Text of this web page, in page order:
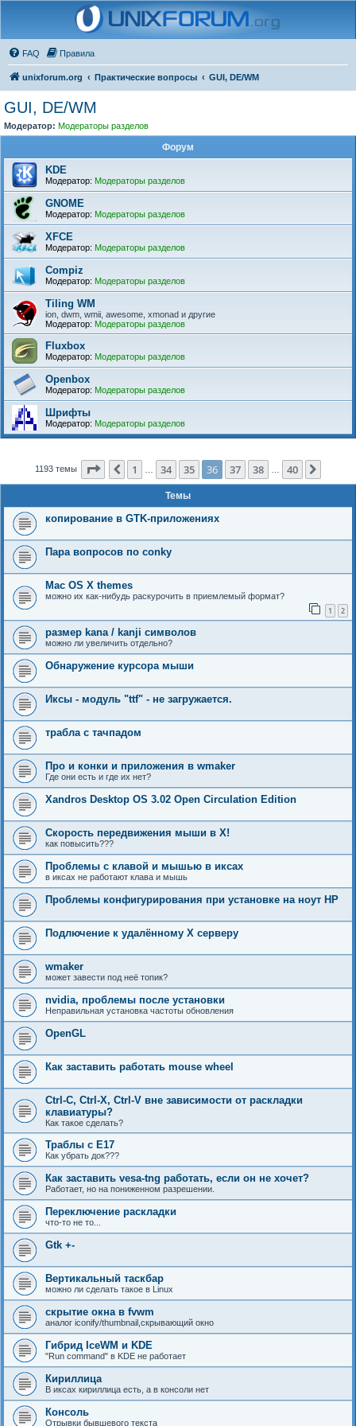
FAQ Правила
unixforum.org Практические вопросы GUI, DE/WM
GUI, DE/WM
Модератор: Модераторы разделов
Форум
KDE
Модератор: Модераторы разделов
GNOME
Модератор: Модераторы разделов
XFCE
Модератор: Модераторы разделов
Compiz
Модератор: Модераторы разделов
Tiling WM
ion, dwm, wmii, awesome, xmonad и другие
Модератор: Модераторы разделов
Fluxbox
Модератор: Модераторы разделов
Openbox
Модератор: Модераторы разделов
Шрифты
Модератор: Модераторы разделов
1193 темы Страница 36из 40
Пред.
1 34 35 36 37 38 40
Темы
копирование в GTK-приложениях
Пара вопросов по conky
Mac OS X themes
можно их как-нибудь раскурочить в приемлемый формат?
1 2
размер kana / kanji символов
можно ли увеличить отдельно?
Обнаружение курсора мыши
Иксы - модуль "ttf" - не загружается.
трабла с тачпадом
Про и конки и приложения в wmaker
Где они есть и где их нет?
Xandros Desktop OS 3.02 Open Circulation Edition
Скорость передвижения мыши в X!
как повысить???
Проблемы с клавой и мышью в иксах
в иксах не работают клава и мышь
Проблемы конфигурирования при установке на ноут HP
Подлючение к удалённому X серверу
wmaker
может завести под неё топик?
nvidia, проблемы после установки
Неправильная установка частоты обновления
OpenGL
Как заставить работать mouse wheel
Ctrl-C, Ctrl-X, Ctrl-V вне зависимости от раскладки
клавиатуры?
Как такое сделать?
Траблы с E17
Как убрать док???
Как заставить vesa-tng работать, если он не хочет?
Работает, но на пониженном разрешении.
Переключение раскладки
что-то не то...
Gtk +-
Вертикальный таскбар
можно ли сделать такое в Linux
скрытие окна в fvwm
аналог iconify/thumbnail,скрывающий окно
Гибрид IceWM и KDE
"Run command" в KDE не работает
Кириллица
В иксах кириллица есть, а в консоли нет
Консоль
Отрывки бывшевого текста